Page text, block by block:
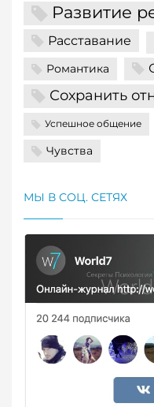
Развитие
Расставание
Романтика
Сохранить
Успешное общение
Чувства
МЫ В СОЦ. СЕТЯХ